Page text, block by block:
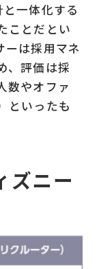
一体化する
ことだとい
ーは採用マネ
、評価は採
数やオファ
といったも
ズニー